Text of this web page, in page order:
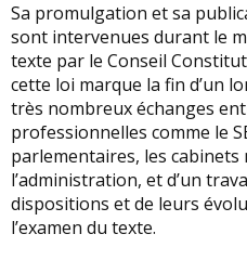
Sa promulgation et sa
sont intervenues durant le
texte par le Conseil
cette loi marque la fin d’un
très nombreux échanges
professionnelles comme le
parlementaires, les
l’administration, et d’un
dispositions et de leurs
l’examen du texte.